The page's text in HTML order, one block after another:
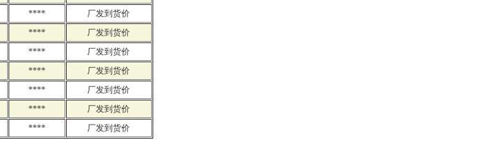
****
厂发到货价
****
厂发到货价
****
厂发到货价
****
厂发到货价
****
厂发到货价
****
厂发到货价
****
厂发到货价